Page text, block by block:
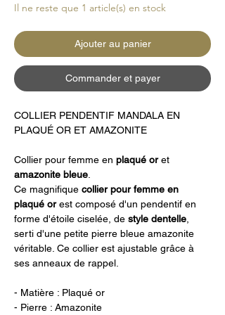
Il ne reste que 1 article(s) en stock
Ajouter au panier
Commander et payer
COLLIER PENDENTIF MANDALA EN
PLAQUÉ OR ET AMAZONITE
Collier pour femme en plaqué oret
amazonite bleue
Ce magnifique collier pour femme en
plaqué orest composé d'un pendentif en
forme d'étoile ciselée, de style dentelle
serti d'une petite pierre bleue amazonite
véritable. Ce collier est ajustable grâce à
ses anneaux de rappel.
- Matière : Plaqué or
- Pierre : Amazonite